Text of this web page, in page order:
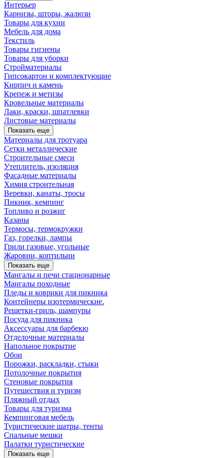
Интерьер
Карнизы, шторы, жалюзи
Товары для кухни
Мебель для дома
Текстиль
Товары гигиены
Товары для уборки
Стройматериалы
Гипсокартон и комплектующие
Кирпич и камень
Крепеж и метизы
Кровельные материалы
Лаки, краски, шпатлевки
Листовые материалы
Показать еще
Материалы для тротуара
Сетки металлические
Строительные смеси
Утеплитель, изоляция
Фасадные материалы
Химия строительная
Веревки, канаты, тросы
Пикник, кемпинг
Топливо и розжиг
Казаны
Термосы, термокружки
Газ, горелки, лампы
Грили газовые, угольные
Жаровни, коптильни
Показать еще
Мангалы и печи стационарные
Мангалы походные
Пледы и коврики для пикника
Контейнеры изотермические.
Решетки-гриль, шампуры
Посуда для пикника
Аксессуары для барбекю
Отделочные материалы
Напольное покрытие
Обои
Порожки, раскладки, стыки
Потолочные покрытия
Стеновые покрытия
Путешествия и туризм
Пляжный отдых
Товары для туризма
Кемпинговая мебель
Туристические шатры, тенты
Спальные мешки
Палатки туристические
Показать еще